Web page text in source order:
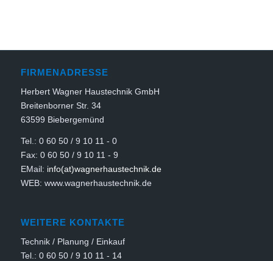
FIRMENADRESSE
Herbert Wagner Haustechnik GmbH
Breitenborner Str. 34
63599 Biebergemünd
Tel.: 0 60 50 / 9 10 11 - 0
Fax: 0 60 50 / 9 10 11 - 9
EMail: info(at)wagnerhaustechnik.de
WEB: www.wagnerhaustechnik.de
WEITERE KONTAKTE
Technik / Planung / Einkauf
Tel.: 0 60 50 / 9 10 11 - 14